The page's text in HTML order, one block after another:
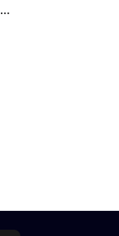
ขายคอนโด The Base saphanmai ย่านสะพานใหม่